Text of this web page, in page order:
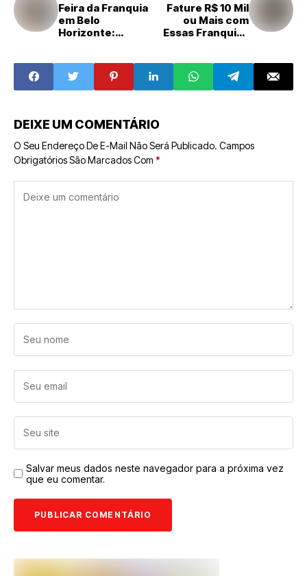
Feira da Franquia
em Belo
Horizonte:
e Expansão
Fature R$ 10 Mil
ou Mais com
Essas Franquias
DEIXE UM COMENTÁRIO
O Seu Endereço De E-Mail Não Será Publicado. Campos
Obrigatórios São Marcados Com *
Salvar meus dados neste navegador para a próxima vez
que eu comentar.